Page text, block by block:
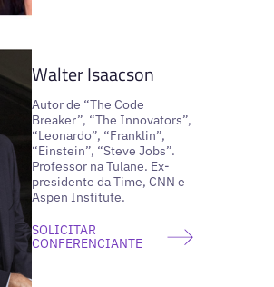
Walter Isaacson
Autor de “The Code
Breaker”, “The Innovators”,
“Leonardo”, “Franklin”,
“Einstein”, “Steve Jobs”.
Professor na Tulane. Ex-
presidente da Time, CNN e
Aspen Institute.
SOLICITAR
CONFERENCIANTE